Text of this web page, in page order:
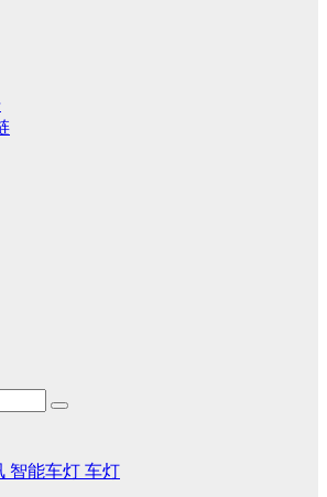
智能车灯 车灯